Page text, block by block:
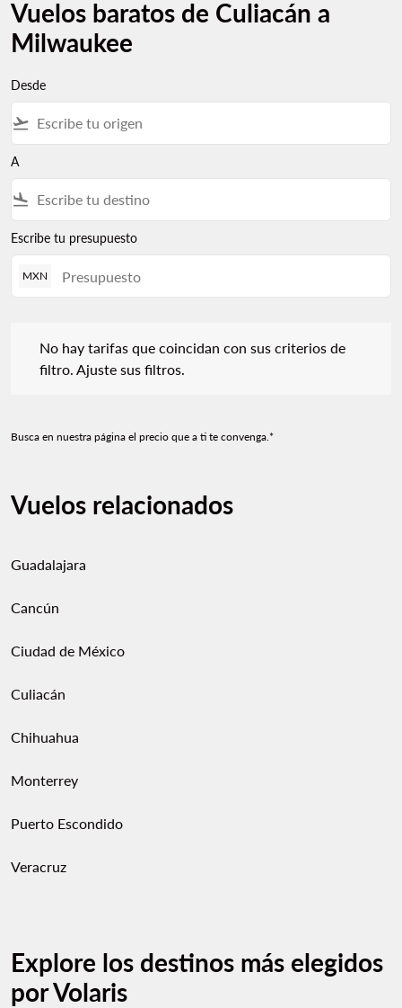
Vuelos baratos de Culiacán a
Milwaukee
Desde
flight_takeoff
A
flight_land
Escribe tu presupuesto
MXN
No hay tarifas que coincidan con sus criterios de
filtro. Ajuste sus filtros.
Busca en nuestra página el precio que a ti te convenga.*
Vuelos relacionados
Guadalajara
Cancún
Ciudad de México
Culiacán
Chihuahua
Monterrey
Puerto Escondido
Veracruz
Explore los destinos más elegidos
por Volaris